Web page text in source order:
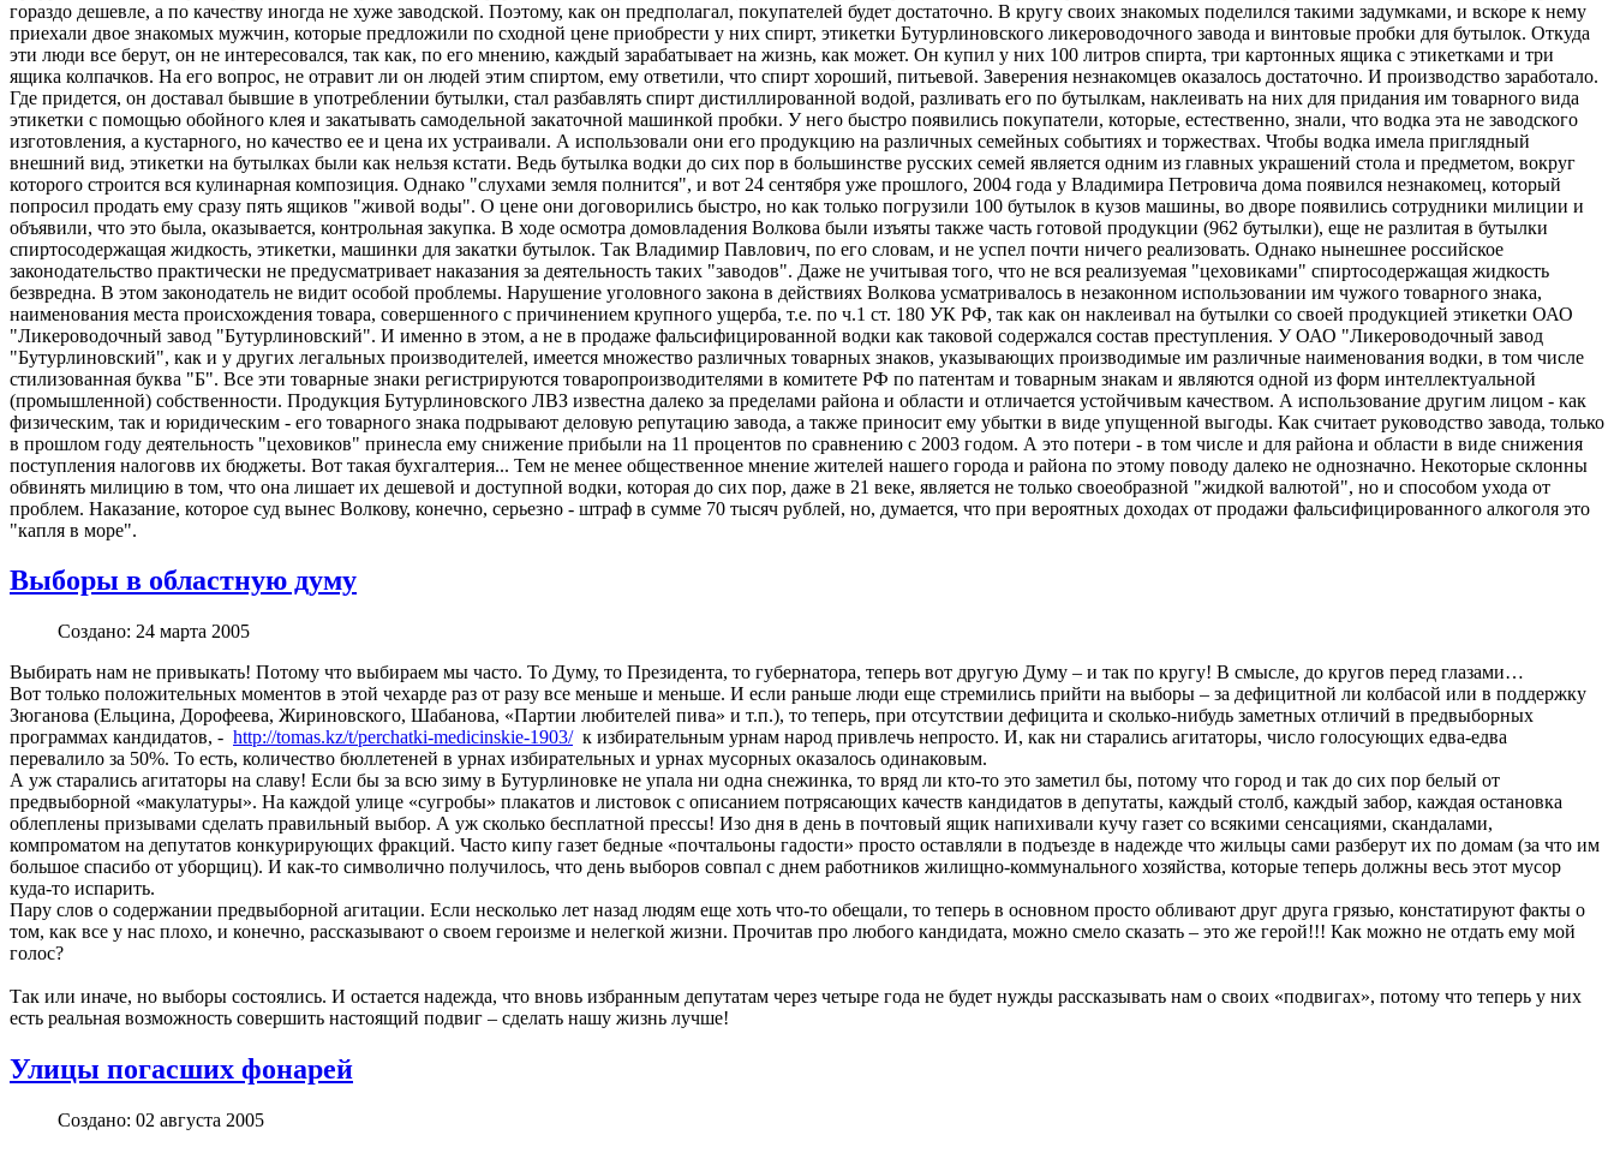
гораздо дешевле, а по качеству иногда не хуже заводской. Поэтому, как он предполагал, покупателей будет достаточно. В кругу своих знакомых поделился такими задумками, и вскоре к нему
приехали двое знакомых мужчин, которые предложили по сходной цене приобрести у них спирт, этикетки Бутурлиновского ликероводочного завода и винтовые пробки для бутылок. Откуда
эти люди все берут, он не интересовался, так как, по его мнению, каждый зарабатывает на жизнь, как может. Он купил у них 100 литров спирта, три картонных ящика с этикетками и три
ящика колпачков. На его вопрос, не отравит ли он людей этим спиртом, ему ответили, что спирт хороший, питьевой. Заверения незнакомцев оказалось достаточно. И производство заработало.
Где придется, он доставал бывшие в употреблении бутылки, стал разбавлять спирт дистиллированной водой, разливать его по бутылкам, наклеивать на них для придания им товарного вида
этикетки с помощью обойного клея и закатывать самодельной закаточной машинкой пробки. У него быстро появились покупатели, которые, естественно, знали, что водка эта не заводского
изготовления, а кустарного, но качество ее и цена их устраивали. А использовали они его продукцию на различных семейных событиях и торжествах. Чтобы водка имела приглядный
внешний вид, этикетки на бутылках были как нельзя кстати. Ведь бутылка водки до сих пор в большинстве русских семей является одним из главных украшений стола и предметом, вокруг
которого строится вся кулинарная композиция. Однако "слухами земля полнится", и вот 24 сентября уже прошлого, 2004 года у Владимира Петровича дома появился незнакомец, который
попросил продать ему сразу пять ящиков "живой воды". О цене они договорились быстро, но как только погрузили 100 бутылок в кузов машины, во дворе появились сотрудники милиции и
объявили, что это была, оказывается, контрольная закупка. В ходе осмотра домовладения Волкова были изъяты также часть готовой продукции (962 бутылки), еще не разлитая в бутылки
спиртосодержащая жидкость, этикетки, машинки для закатки бутылок. Так Владимир Павлович, по его словам, и не успел почти ничего реализовать. Однако нынешнее российское
законодательство практически не предусматривает наказания за деятельность таких "заводов". Даже не учитывая того, что не вся реализуемая "цеховиками" спиртосодержащая жидкость
безвредна. В этом законодатель не видит особой проблемы. Нарушение уголовного закона в действиях Волкова усматривалось в незаконном использовании им чужого товарного знака,
наименования места происхождения товара, совершенного с причинением крупного ущерба, т.е. по ч.1 ст. 180 УК РФ, так как он наклеивал на бутылки со своей продукцией этикетки ОАО
"Ликероводочный завод "Бутурлиновский". И именно в этом, а не в продаже фальсифицированной водки как таковой содержался состав преступления. У ОАО "Ликероводочный завод
"Бутурлиновский", как и у других легальных производителей, имеется множество различных товарных знаков, указывающих производимые им различные наименования водки, в том числе
стилизованная буква "Б". Все эти товарные знаки регистрируются товаропроизводителями в комитете РФ по патентам и товарным знакам и являются одной из форм интеллектуальной
(промышленной) собственности. Продукция Бутурлиновского ЛВЗ известна далеко за пределами района и области и отличается устойчивым качеством. А использование другим лицом - как
физическим, так и юридическим - его товарного знака подрывают деловую репутацию завода, а также приносит ему убытки в виде упущенной выгоды. Как считает руководство завода, только
в прошлом году деятельность "цеховиков" принесла ему снижение прибыли на 11 процентов по сравнению с 2003 годом. А это потери - в том числе и для района и области в виде снижения
поступления налоговв их бюджеты. Вот такая бухгалтерия... Тем не менее общественное мнение жителей нашего города и района по этому поводу далеко не однозначно. Некоторые склонны
обвинять милицию в том, что она лишает их дешевой и доступной водки, которая до сих пор, даже в 21 веке, является не только своеобразной "жидкой валютой", но и способом ухода от
проблем. Наказание, которое суд вынес Волкову, конечно, серьезно - штраф в сумме 70 тысяч рублей, но, думается, что при вероятных доходах от продажи фальсифицированного алкоголя это
"капля в море".
Выборы в областную думу
Создано: 24 марта 2005
Выбирать нам не привыкать! Потому что выбираем мы часто. То Думу, то Президента, то губернатора, теперь вот другую Думу – и так по кругу! В смысле, до кругов перед глазами…
Вот только положительных моментов в этой чехарде раз от разу все меньше и меньше. И если раньше люди еще стремились прийти на выборы – за дефицитной ли колбасой или в поддержку
Зюганова (Ельцина, Дорофеева, Жириновского, Шабанова, «Партии любителей пива» и т.п.), то теперь, при отсутствии дефицита и сколько-нибудь заметных отличий в предвыборных
программах кандидатов, - http://tomas.kz/t/perchatki-medicinskie-1903/к избирательным урнам народ привлечь непросто. И, как ни старались агитаторы, число голосующих едва-едва
перевалило за 50%. То есть, количество бюллетеней в урнах избирательных и урнах мусорных оказалось одинаковым.
А уж старались агитаторы на славу! Если бы за всю зиму в Бутурлиновке не упала ни одна снежинка, то вряд ли кто-то это заметил бы, потому что город и так до сих пор белый от
предвыборной «макулатуры». На каждой улице «сугробы» плакатов и листовок с описанием потрясающих качеств кандидатов в депутаты, каждый столб, каждый забор, каждая остановка
облеплены призывами сделать правильный выбор. А уж сколько бесплатной прессы! Изо дня в день в почтовый ящик напихивали кучу газет со всякими сенсациями, скандалами,
компроматом на депутатов конкурирующих фракций. Часто кипу газет бедные «почтальоны гадости» просто оставляли в подъезде в надежде что жильцы сами разберут их по домам (за что им
большое спасибо от уборщиц). И как-то символично получилось, что день выборов совпал с днем работников жилищно-коммунального хозяйства, которые теперь должны весь этот мусор
куда-то испарить.
Пару слов о содержании предвыборной агитации. Если несколько лет назад людям еще хоть что-то обещали, то теперь в основном просто обливают друг друга грязью, констатируют факты о
том, как все у нас плохо, и конечно, рассказывают о своем героизме и нелегкой жизни. Прочитав про любого кандидата, можно смело сказать – это же герой!!! Как можно не отдать ему мой
голос?
Так или иначе, но выборы состоялись. И остается надежда, что вновь избранным депутатам через четыре года не будет нужды рассказывать нам о своих «подвигах», потому что теперь у них
есть реальная возможность совершить настоящий подвиг – сделать нашу жизнь лучше!
Улицы погасших фонарей
Создано: 02 августа 2005